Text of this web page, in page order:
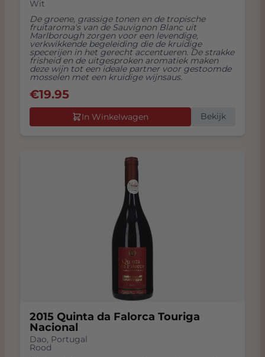
Wit
De groene, grassige tonen en de tropische
fruitaroma's van de Sauvignon Blanc uit
Marlborough zorgen voor een levendige,
verkwikkende begeleiding die de kruidige
specerijen in het gerecht accentueren. De strakke
frisheid en de uitgesproken aromatiek maken
deze wijn tot een ideale partner voor gestoomde
mosselen met een kruidige wijnsaus.
€19.95
In Winkelwagen Bekijk
2015 Quinta da Falorca Touriga
Nacional
Dao, Portugal
Rood